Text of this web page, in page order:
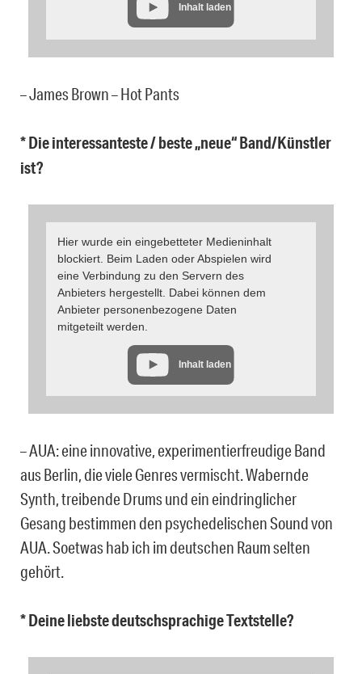
Inhalt laden
– James Brown – Hot Pants
* Die interessanteste / beste „neue“ Band/Künstler
ist?
Hier wurde ein eingebetteter Medieninhalt
blockiert. Beim Laden oder Abspielen wird
eine Verbindung zu den Servern des
Anbieters hergestellt. Dabei können dem
Anbieter personenbezogene Daten
mitgeteilt werden.
Inhalt laden
– AUA: eine innovative, experimentierfreudige Band
aus Berlin, die viele Genres vermischt. Wabernde
Synth, treibende Drums und ein eindringlicher
Gesang bestimmen den psychedelischen Sound von
AUA. Soetwas hab ich im deutschen Raum selten
gehört.
* Deine liebste deutschsprachige Textstelle?